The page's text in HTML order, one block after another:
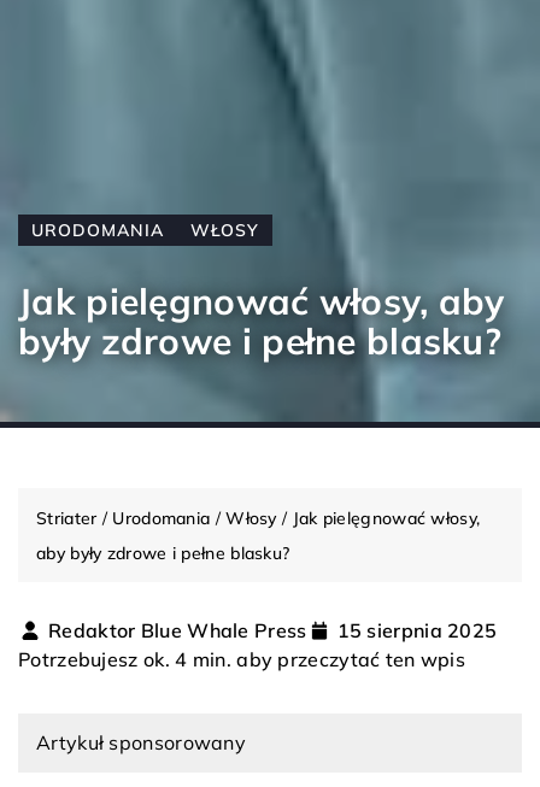
URODOMANIA WŁOSY
Jak pielęgnować włosy, aby
były zdrowe i pełne blasku?
Striater/ Urodomania /Włosy/ Jak pielęgnować włosy,
aby były zdrowe i pełne blasku?
Redaktor Blue Whale Press
15 sierpnia 2025
Potrzebujesz ok. 4 min. aby przeczytać ten wpis
Artykuł sponsorowany